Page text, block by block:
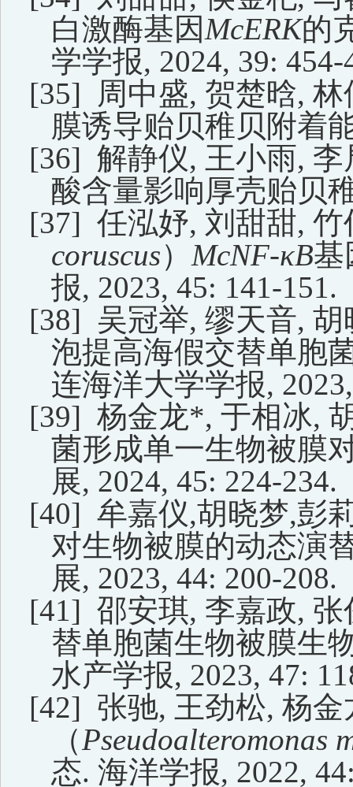
白激酶基因McERK的
学学报, 2024, 39: 454-
[35]
周中盛, 贺楚晗, 林
膜诱导贻贝稚贝附着
[36] 解静仪, 王小雨, 李
酸含量影响厚壳贻贝
[37] 任泓妤, 刘甜甜, 竹
coruscus） McNF-κB基
报, 2023, 45: 141-151.
[38] 吴冠举, 缪天音, 胡
泡提高海假交替单胞
连海洋大学学报,
[39] 杨金龙*, 于相冰,
菌形成单一生物被膜
展, 2024, 45: 224-234.
[40] 牟嘉仪,胡晓梦,彭
对生物被膜的动态演
展, 2023, 44: 200-208.
[41] 邵安琪, 李嘉政, 张
替单胞菌生物被膜生
水产学报, 2023, 47:
[42] 张驰, 王劲松, 杨金
（Pseudoalteromonas
态. 海洋学报, 2022,